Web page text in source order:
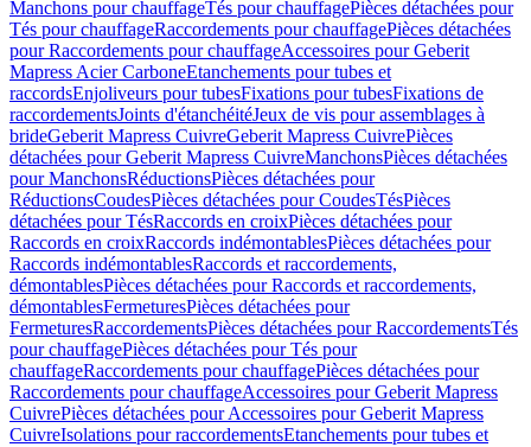
Manchons pour chauffageTés pour chauffagePièces détachées pour
Tés pour chauffageRaccordements pour chauffagePièces détachées
pour Raccordements pour chauffageAccessoires pour Geberit
Mapress Acier CarboneEtanchements pour tubes et
raccordsEnjoliveurs pour tubesFixations pour tubesFixations de
raccordementsJoints d'étanchéitéJeux de vis pour assemblages à
brideGeberit Mapress CuivreGeberit Mapress CuivrePièces
détachées pour Geberit Mapress CuivreManchonsPièces détachées
pour ManchonsRéductionsPièces détachées pour
RéductionsCoudesPièces détachées pour CoudesTésPièces
détachées pour TésRaccords en croixPièces détachées pour
Raccords en croixRaccords indémontablesPièces détachées pour
Raccords indémontablesRaccords et raccordements,
démontablesPièces détachées pour Raccords et raccordements,
démontablesFermeturesPièces détachées pour
FermeturesRaccordementsPièces détachées pour RaccordementsTés
pour chauffagePièces détachées pour Tés pour
chauffageRaccordements pour chauffagePièces détachées pour
Raccordements pour chauffageAccessoires pour Geberit Mapress
CuivrePièces détachées pour Accessoires pour Geberit Mapress
CuivreIsolations pour raccordementsEtanchements pour tubes et